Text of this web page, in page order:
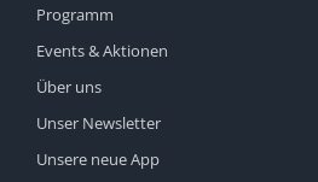
Programm
Events & Aktionen
Über uns
Unser Newsletter
Unsere neue App